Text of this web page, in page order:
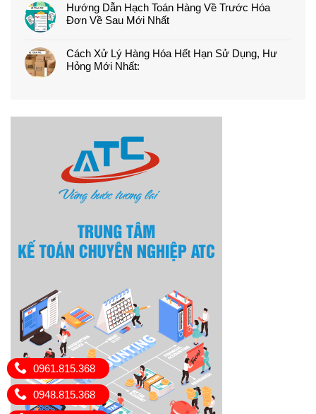
0961.815.368
0948.815.368
Hướng Dẫn Hạch Toán Hàng Về Trước Hóa
Đơn Về Sau Mới Nhất
Cách Xử Lý Hàng Hóa Hết Hạn Sử Dụng, Hư
Hỏng Mới Nhất: